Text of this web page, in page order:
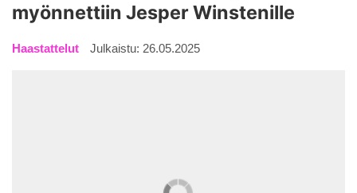
myönnettiin Jesper Winstenille
Haastattelut Julkaistu: 26.05.2025